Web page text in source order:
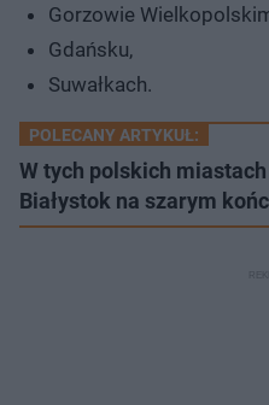
Gorzowie
Gdańsku,
Suwałkach.
POLECANY ARTYKUŁ:
W tych polskich
Białystok na szarym